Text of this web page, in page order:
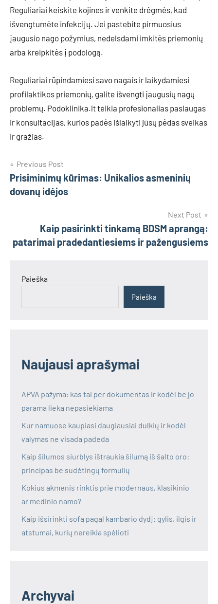
Reguliariai keiskite kojines ir venkite drėgmės, kad
išvengtumėte infekcijų. Jei pastebite pirmuosius
įaugusio nago požymius, nedelsdami imkitės priemonių
arba kreipkitės į podologą.
Reguliariai rūpindamiesi savo nagais ir laikydamiesi
profilaktikos priemonių, galite išvengti įaugusių nagų
problemų. Podoklinika.lt teikia profesionalias paslaugas
ir konsultacijas, kurios padės išlaikyti jūsų pėdas sveikas
ir gražias.
Navigacija
tarp
Previous Post
Prisiminimų kūrimas: Unikalios asmeninių
dovanų idėjos
Next Post
Kaip pasirinkti tinkamą BDSM aprangą:
patarimai pradedantiesiems ir pažengusiems
Paieška
Paieška
Naujausi aprašymai
APVA pažyma: kas tai per dokumentas ir kodėl be jo
parama lieka nepasiekiama
Kur namuose kaupiasi daugiausiai dulkių ir kodėl
valymas ne visada padeda
Kaip šilumos siurblys ištraukia šilumą iš šalto oro:
principas be sudėtingų formulių
Kokius akmenis rinktis prie modernaus, klasikinio
ar medinio namo?
Kaip išsirinkti sofą pagal kambario dydį: gylis, ilgis ir
atstumai, kurių nereikia spėlioti
Archyvai